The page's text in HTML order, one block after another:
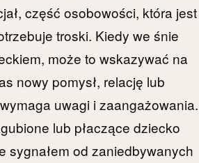
część osobowości, która jest
troski. Kiedy we śnie
może to wskazywać na
nowy pomysł, relację lub
uwagi i zaangażowania.
lub płaczące dziecko
sygnałem od zaniedbywanych